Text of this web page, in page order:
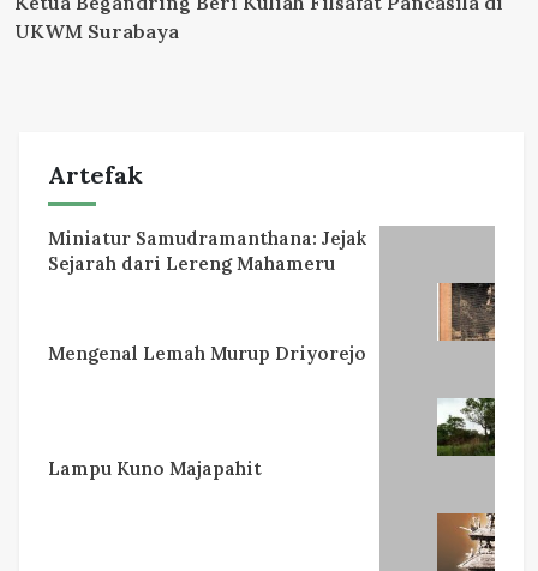
UKWM Surabaya
Artefak
Miniatur Samudramanthana: Jejak
Sejarah dari Lereng Mahameru
Mengenal Lemah Murup Driyorejo
Lampu Kuno Majapahit